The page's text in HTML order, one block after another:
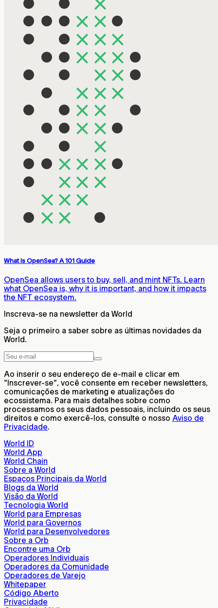
What Is OpenSea? A 101 Guide
OpenSea allows users to buy, sell, and mint NFTs. Learn
what OpenSea is, why it is important, and how it impacts
the NFT ecosystem.
Inscreva-se na newsletter da World
Seja o primeiro a saber sobre as últimas novidades da
World.
Ao inserir o seu endereço de e-mail e clicar em
"Inscrever-se", você consente em receber newsletters,
comunicações de marketing e atualizações do
ecossistema. Para mais detalhes sobre como
processamos os seus dados pessoais, incluindo os seus
direitos e como exercê-los, consulte o nosso Aviso de
Privacidade.
World ID
World App
World Chain
Sobre a World
Espaços Principais da World
Blogs da World
Visão da World
Tecnologia World
World para Empresas
World para Governos
World para Desenvolvedores
Sobre a Orb
Encontre uma Orb
Operadores Individuais
Operadores da Comunidade
Operadores de Varejo
Whitepaper
Código Aberto
Privacidade